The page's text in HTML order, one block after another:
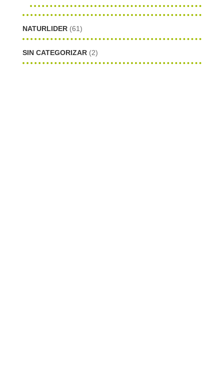
NATURLIDER (61)
SIN CATEGORIZAR (2)